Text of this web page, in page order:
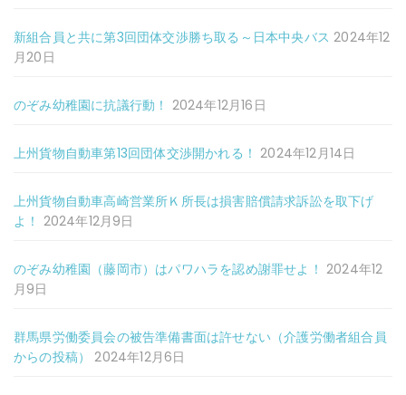
新組合員と共に第3回団体交渉勝ち取る～日本中央バス 2024年12
月20日
のぞみ幼稚園に抗議行動！ 2024年12月16日
上州貨物自動車第13回団体交渉開かれる！ 2024年12月14日
上州貨物自動車高崎営業所Ｋ所長は損害賠償請求訴訟を取下げ
よ！ 2024年12月9日
のぞみ幼稚園（藤岡市）はパワハラを認め謝罪せよ！ 2024年12
月9日
群馬県労働委員会の被告準備書面は許せない（介護労働者組合員
からの投稿）
2024年12月6日